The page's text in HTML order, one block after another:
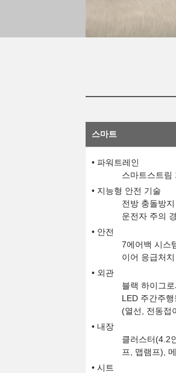
스마트
파워트레인
스마트스트림
지능형 안전 기술
전방 충돌방
운전자 주의
안전
7에어백 시스
이어 응급처
외관
블랙 하이그
LED 주간주
(열선, 전동접
내장
클러스터(4.2
프, 맵램프),
시트